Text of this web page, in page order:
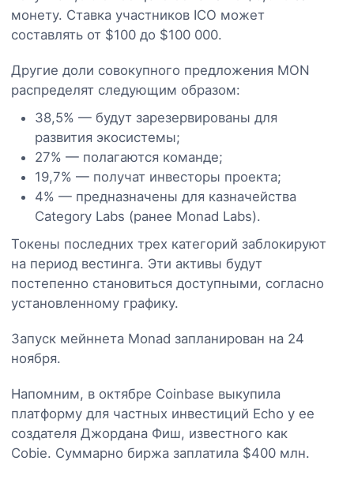
монету. Ставка участников ICO может
составлять от $100 до $100 000.
Другие доли совокупного предложения MON
распределят следующим образом:
38,5% — будут зарезервированы для
развития экосистемы;
27% — полагаются команде;
19,7% — получат инвесторы проекта;
4% — предназначены для казначейства
Category Labs (ранее Monad Labs).
Токены последних трех категорий заблокируют
на период вестинга. Эти активы будут
постепенно становиться доступными, согласно
установленному графику.
Запуск мейннета Monad запланирован на 24
ноября.
Напомним, в октябре Coinbase выкупила
платформу для частных инвестиций Echo у ее
создателя Джордана Фиш, известного как
Cobie. Суммарно биржа заплатила $400 млн.